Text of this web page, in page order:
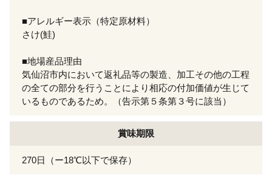
■アレルギー表示（特定原材料）
さけ(鮭)
■地場産品理由
気仙沼市内において返礼品等の製造、加工その他の工程
の全ての部分を行うことにより相応の付加価値が生じて
いるものであるため。（告示第５条第３号に該当）
賞味期限
270日（ー18℃以下で保存）